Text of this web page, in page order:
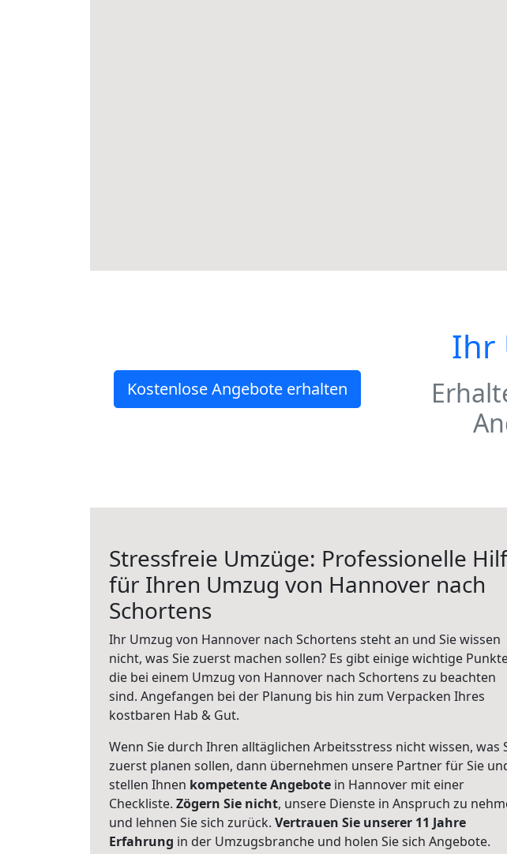
Kostenlose Angebote erhalten
Ihr
Stressfreie Umzüge: Professionelle
für Ihren Umzug von Hannover nach
Schortens
Ihr Umzug von Hannover nach Schortens steht an und Sie wissen
nicht, was Sie zuerst machen sollen? Es gibt einige wichtige
die bei einem Umzug von Hannover nach Schortens zu beachten
sind. Angefangen bei der Planung bis hin zum Verpacken Ihres
kostbaren Hab & Gut.
Wenn Sie durch Ihren alltäglichen Arbeitsstress nicht wissen, was
zuerst planen sollen, dann übernehmen unsere Partner für Sie
stellen Ihnen kompetente Angebote in Hannover mit einer
Checkliste. Zögern Sie nicht, unsere Dienste in Anspruch zu
und lehnen Sie sich zurück. Vertrauen Sie unserer 11 Jahre
Erfahrung in der Umzugsbranche und holen Sie sich Angebote.